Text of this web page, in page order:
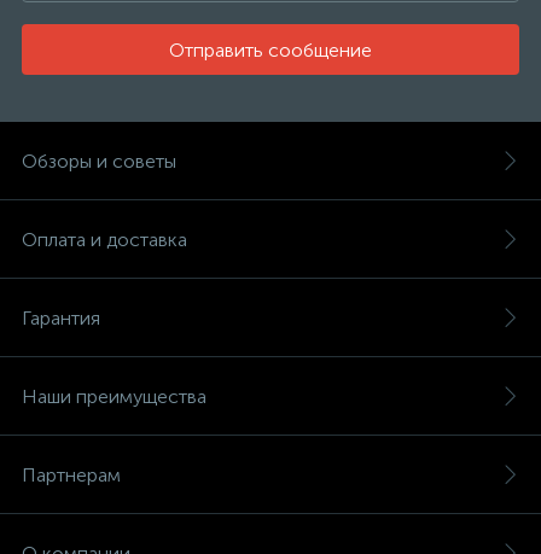
Отправить сообщение
Обзоры и советы
Оплата и доставка
Гарантия
Наши преимущества
Партнерам